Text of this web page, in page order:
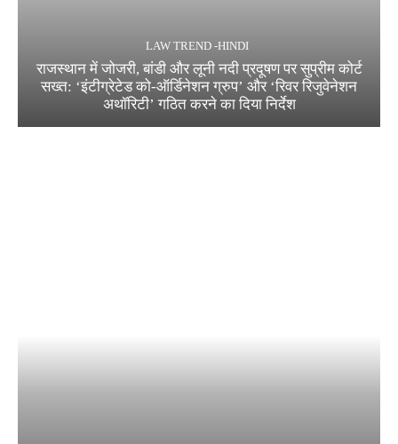
LAW TREND -HINDI
राजस्थान में जोजरी, बांडी और लूनी नदी प्रदूषण पर सुप्रीम कोर्ट
सख्त: ‘इंटीग्रेटेड को-ऑर्डिनेशन ग्रुप’ और ‘रिवर रिजुवेनेशन
अथॉरिटी’ गठित करने का दिया निर्देश